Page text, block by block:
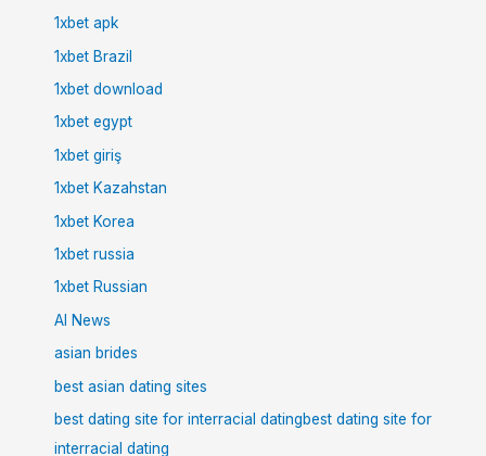
1xbet apk
1xbet Brazil
1xbet download
1xbet egypt
1xbet giriş
1xbet Kazahstan
1xbet Korea
1xbet russia
1xbet Russian
AI News
asian brides
best asian dating sites
best dating site for interracial datingbest dating site for
interracial dating